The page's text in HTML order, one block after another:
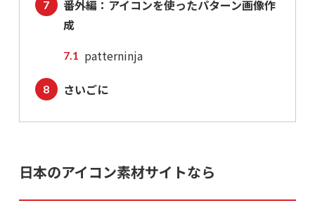
番外編：アイコンを使ったパターン画像作
成
patterninja
さいごに
日本のアイコン素材サイトなら